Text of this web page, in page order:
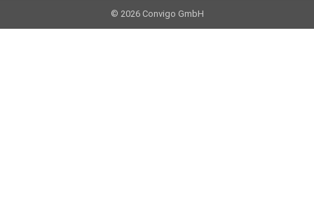
© 2026 Convigo GmbH